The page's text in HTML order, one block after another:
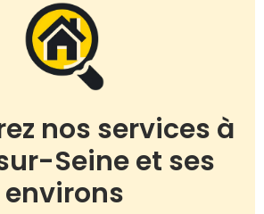
nos services à
Seine et ses
environs